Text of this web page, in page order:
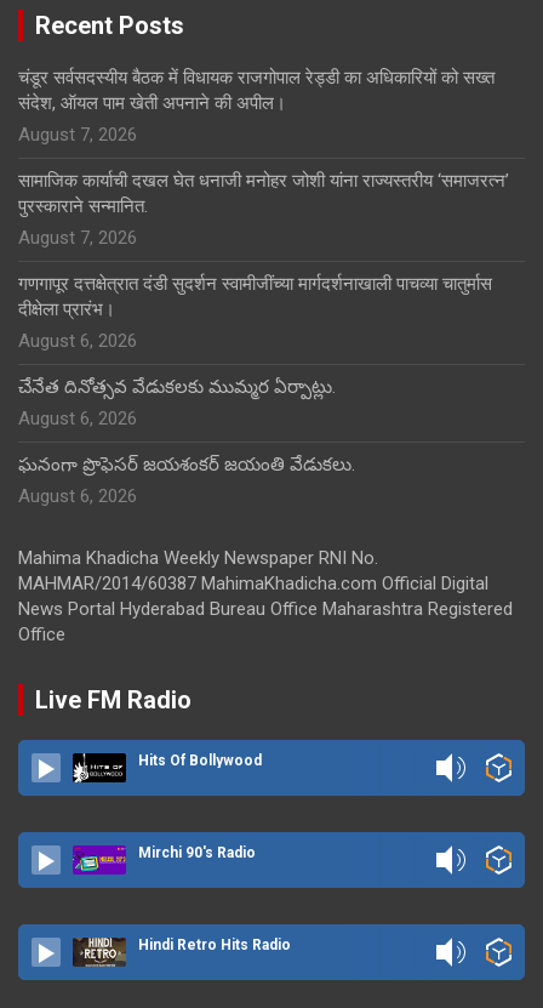
Recent Posts
चंडूर सर्वसदस्यीय बैठक में विधायक राजगोपाल रेड्डी का अधिकारियों को सख्त
संदेश, ऑयल पाम खेती अपनाने की अपील।
August 7, 2026
सामाजिक कार्याची दखल घेत धनाजी मनोहर जोशी यांना राज्यस्तरीय ‘समाजरत्न’
पुरस्काराने सन्मानित.
August 7, 2026
गणगापूर दत्तक्षेत्रात दंडी सुदर्शन स्वामीजींच्या मार्गदर्शनाखाली पाचव्या चातुर्मास
दीक्षेला प्रारंभ।
August 6, 2026
చేనేత దినోత్సవ వేడుకలకు ముమ్మర ఏర్పాట్లు.
August 6, 2026
ఘనంగా ప్రొఫెసర్ జయశంకర్ జయంతి వేడుకలు.
August 6, 2026
Mahima Khadicha Weekly Newspaper RNI No.
MAHMAR/2014/60387 MahimaKhadicha.com Official Digital
News Portal Hyderabad Bureau Office Maharashtra Registered
Office
Live FM Radio
Hits Of Bollywood
Mirchi 90's Radio
Hindi Retro Hits Radio